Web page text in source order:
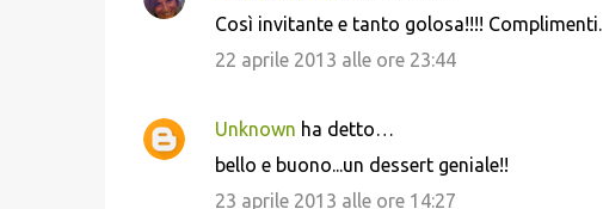
Così invitante e tanto golosa!!!! Complimenti.
22 aprile 2013 alle ore 23:44
Unknown ha detto…
bello e buono...un dessert geniale!!
23 aprile 2013 alle ore 14:27